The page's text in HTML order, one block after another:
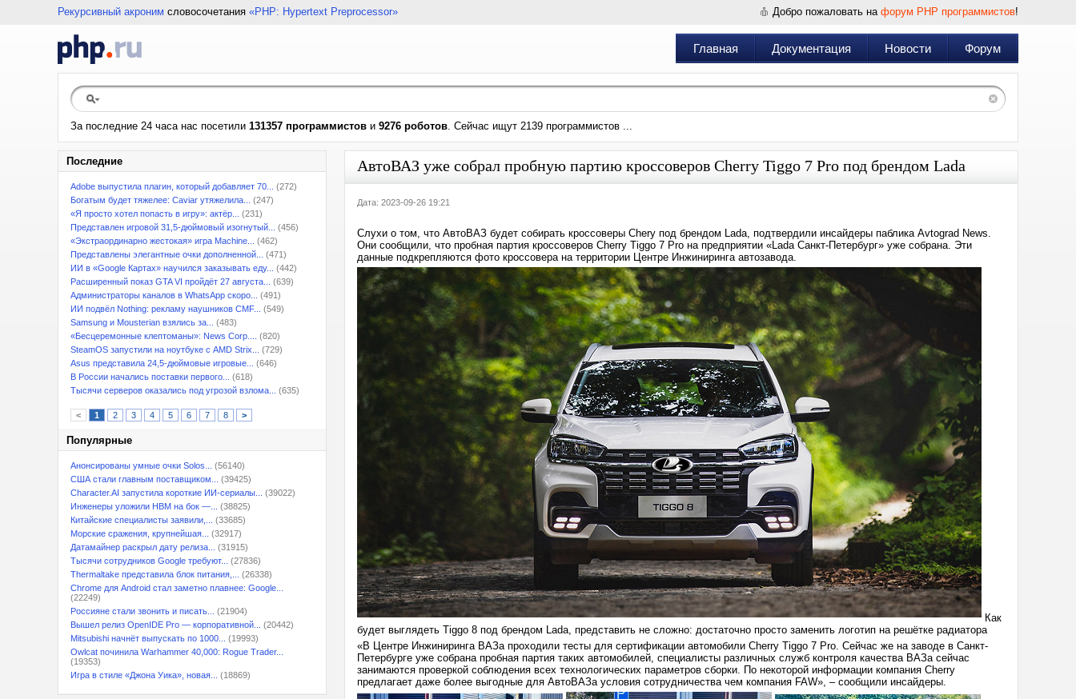
Рекурсивный акроним словосочетания «PHP: Hypertext Preprocessor» Добро пожаловать на форум PHP программистов!
Главная Документация Новости Форум
За последние 24 часа нас посетили 131357 программистов и 9276 роботов. Сейчас ищут 2139 программистов ...
Последние
Adobe выпустила плагин, который добавляет 70...
(272)
Богатым будет тяжелее: Caviar утяжелила...
(247)
«Я просто хотел попасть в игру»: актёр...
(231)
Представлен игровой 31,5-дюймовый изогнутый...
(456)
«Экстраординарно жестокая» игра Machine...
(462)
Представлены элегантные очки дополненной...
(471)
ИИ в «Google Картах» научился заказывать еду...
(442)
Расширенный показ GTA VI пройдёт 27 августа...
(639)
Администраторы каналов в WhatsApp скоро...
(491)
ИИ подвёл Nothing: рекламу наушников CMF...
(549)
Samsung и Mousterian взялись за...
(483)
«Бесцеремонные клептоманы»: News Corp....
(820)
SteamOS запустили на ноутбуке с AMD Strix...
(729)
Asus представила 24,5-дюймовые игровые...
(646)
В России начались поставки первого...
(618)
Тысячи серверов оказались под угрозой взлома...
(635)
< 1 2 3 4 5 6 7 8 >
Популярные
Анонсированы умные очки Solos...
(56140)
США стали главным поставщиком...
(39425)
Character.AI запустила короткие ИИ-сериалы...
(39022)
Инженеры уложили HBM на бок —...
(38825)
Китайские специалисты заявили,...
(33685)
Морские сражения, крупнейшая...
(32917)
Датамайнер раскрыл дату релиза...
(31915)
Тысячи сотрудников Google требуют...
(27836)
Thermaltake представила блок питания,...
(26338)
Chrome для Android стал заметно плавнее: Google...
(22249)
Россияне стали звонить и писать...
(21904)
Вышел релиз OpenIDE Pro — корпоративной...
(20442)
Mitsubishi начнёт выпускать по 1000...
(19993)
Owlcat починила Warhammer 40,000: Rogue Trader...
(19353)
Игра в стиле «Джона Уика», новая...
(18869)
АвтоВАЗ уже собрал пробную партию кроссоверов Cherry Tiggo 7 Pro под брендом Lada
Дата: 2023-09-26 19:21
Слухи о том, что АвтоВАЗ будет собирать кроссоверы Chery под брендом Lada, подтвердили инсайдеры паблика Avtograd News.
Они сообщили, что пробная партия кроссоверов Cherry Tiggo 7 Pro на предприятии «Lada Санкт-Петербург» уже собрана. Эти
данные подкрепляются фото кроссовера на территории Центре Инжиниринга автозавода.
Как
будет выглядеть Tiggo 8 под брендом Lada, представить не сложно: достаточно просто заменить логотип на решётке радиатора
«В Центре Инжиниринга ВАЗа проходили тесты для сертификации автомобили Cherry Tiggo 7 Pro. Сейчас же на заводе в Санкт-
Петербурге уже собрана пробная партия таких автомобилей, специалисты различных служб контроля качества ВАЗа сейчас
занимаются проверкой соблюдения всех технологических параметров сборки. По некоторой информации компания Cherry
предлагает даже более выгодные для АвтоВАЗа условия сотрудничества чем компания FAW», – сообщили инсайдеры.